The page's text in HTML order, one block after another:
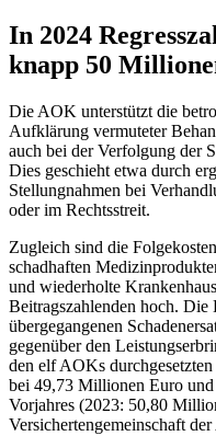
In 2024
knapp 50
Die AOK unterstützt die
Aufklärung vermuteter
auch bei der Verfolgung der
Dies geschieht etwa durch
Stellungnahmen bei
oder im Rechtsstreit.
Zugleich sind die
schadhaften
und wiederholte
Beitragszahlenden hoch. Die
übergegangenen
gegenüber den
den elf AOKs
bei 49,73 Millionen Euro
Vorjahres (2023: 50,80
Versichertengemeinschaft